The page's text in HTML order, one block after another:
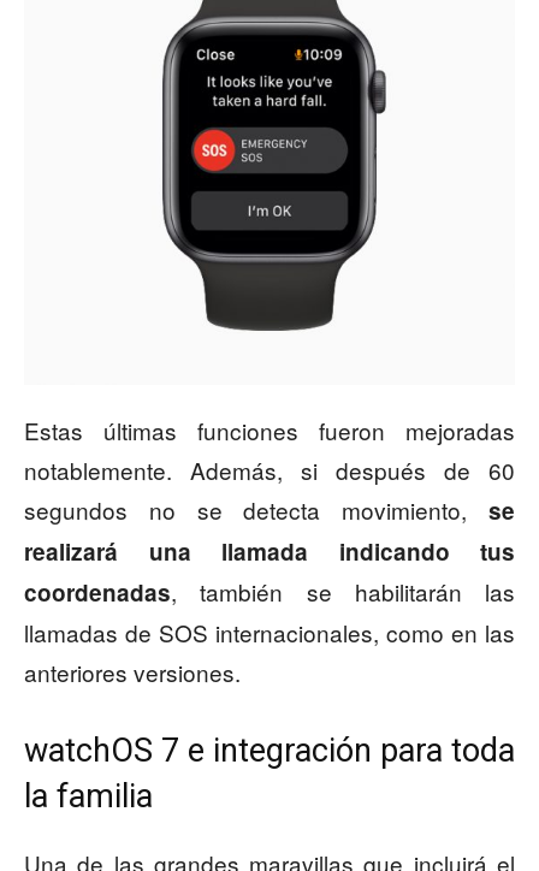
Estas últimas funciones fueron mejoradas
notablemente. Además, si después de 60
segundos no se detecta movimiento, se
realizará una llamada indicando tus
coordenadas, también se habilitarán las
llamadas de SOS internacionales, como en las
anteriores versiones.
watchOS 7 e integración para toda
la familia
Una de las grandes maravillas que incluirá el